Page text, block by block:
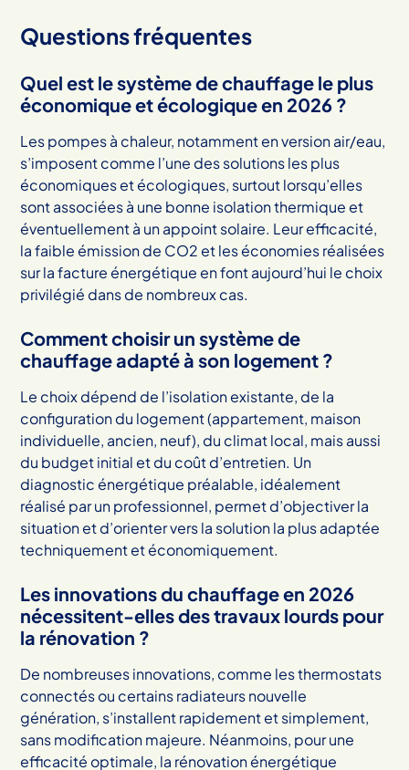
Questions fréquentes
Quel est le système de chauffage le plus
économique et écologique en 2026 ?
Les pompes à chaleur, notamment en version air/eau,
s’imposent comme l’une des solutions les plus
économiques et écologiques, surtout lorsqu’elles
sont associées à une bonne isolation thermique et
éventuellement à un appoint solaire. Leur efficacité,
la faible émission de CO2 et les économies réalisées
sur la facture énergétique en font aujourd’hui le choix
privilégié dans de nombreux cas.
Comment choisir un système de
chauffage adapté à son logement ?
Le choix dépend de l’isolation existante, de la
configuration du logement (appartement, maison
individuelle, ancien, neuf), du climat local, mais aussi
du budget initial et du coût d’entretien. Un
diagnostic énergétique préalable, idéalement
réalisé par un professionnel, permet d’objectiver la
situation et d’orienter vers la solution la plus adaptée
techniquement et économiquement.
Les innovations du chauffage en 2026
nécessitent-elles des travaux lourds pour
la rénovation ?
De nombreuses innovations, comme les thermostats
connectés ou certains radiateurs nouvelle
génération, s’installent rapidement et simplement,
sans modification majeure. Néanmoins, pour une
efficacité optimale, la rénovation énergétique